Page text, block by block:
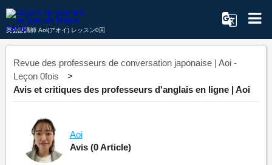
英会話講師 Aoi(アオイ) レッスン0回
Revue des professeurs de conversation japonaise | Aoi -
Leçon 0fois
Avis et critiques des professeurs d'anglais en ligne | Aoi
Aoi
Avis (0 Article)